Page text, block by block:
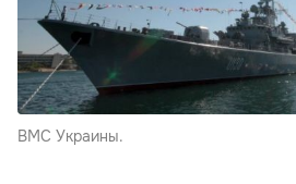
ВМС Украины.